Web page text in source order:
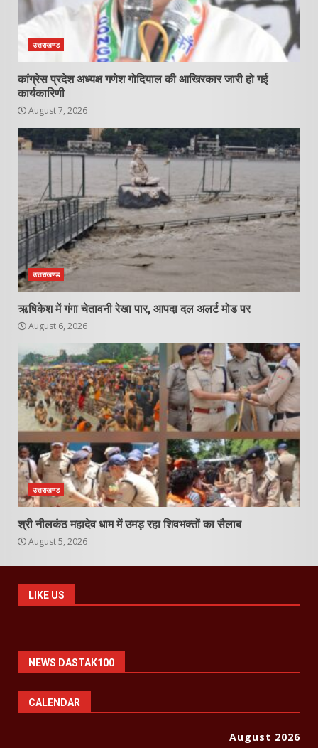
उत्तराखण्ड
कांग्रेस प्रदेश अध्यक्ष गणेश गोदियाल की आखिरकार जारी हो गई
कार्यकारिणी
August 7, 2026
उत्तराखण्ड
ऋषिकेश में गंगा चेतावनी रेखा पार, आपदा दल अलर्ट मोड पर
August 6, 2026
उत्तराखण्ड
श्री नीलकंठ महादेव धाम में उमड़ रहा शिवभक्तों का सैलाब
August 5, 2026
LIKE US
NEWS DASTAK100
CALENDAR
August 2026